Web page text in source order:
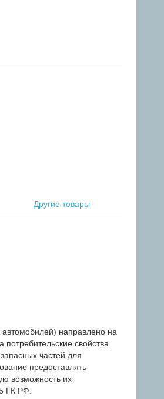
Другие товары
направлено на
свойства
частей для
предоставлять
возможность их
ГК РФ.